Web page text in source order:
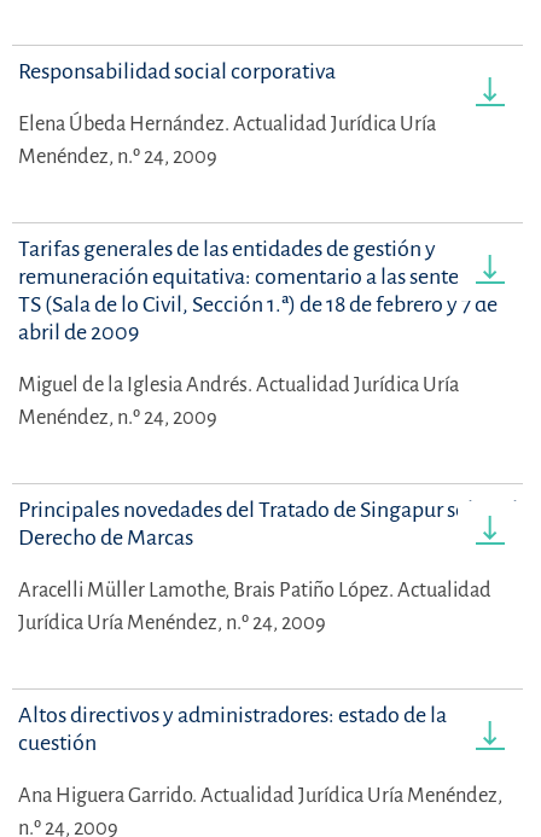
Responsabilidad social corporativa
Elena Úbeda Hernández. Actualidad Jurídica Uría
Menéndez, n.º 24, 2009
Tarifas generales de las entidades de gestión y
remuneración equitativa: comentario a las sentencias
TS (Sala de lo Civil, Sección 1.ª) de 18 de febrero y 7 de
abril de 2009
Miguel de la Iglesia Andrés. Actualidad Jurídica Uría
Menéndez, n.º 24, 2009
Principales novedades del Tratado de Singapur sobre el
Derecho de Marcas
Aracelli Müller Lamothe, Brais Patiño López. Actualidad
Jurídica Uría Menéndez, n.º 24, 2009
Altos directivos y administradores: estado de la
cuestión
Ana Higuera Garrido. Actualidad Jurídica Uría Menéndez,
n.º 24, 2009